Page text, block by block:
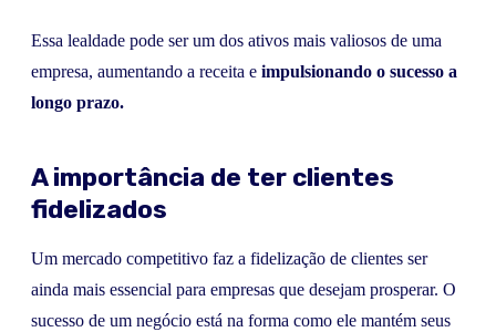
Essa lealdade pode ser um dos ativos mais valiosos de uma
empresa, aumentando a receita e impulsionando o sucesso a
longo prazo.
A importância de ter clientes
fidelizados
Um mercado competitivo faz a fidelização de clientes ser
ainda mais essencial para empresas que desejam prosperar. O
sucesso de um negócio está na forma como ele mantém seus